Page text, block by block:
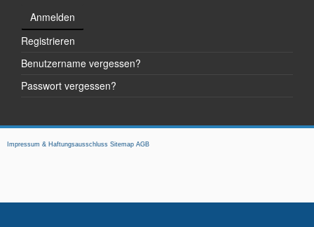
Anmelden
Registrieren
Benutzername vergessen?
Passwort vergessen?
Impressum & Haftungsausschluss Sitemap AGB